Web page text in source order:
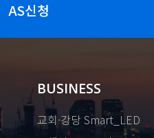
AS신청
BUSINESS
교회·강당 Smart_LED